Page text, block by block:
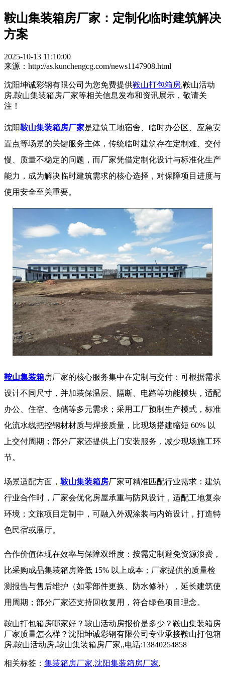
鞍山集装箱房厂家：定制化临时建筑解决
方案
2025-10-13 11:10:00
来源：http://as.kunchengcg.com/news1147908.html
沈阳坤诚彩钢有限公司为您免费提供鞍山打包箱房,鞍山活动
房,鞍山集装箱房厂家等相关信息发布和资讯展示，敬请关
注！
沈阳鞍山集装箱房厂家是建筑工地宿舍、临时办公区、应急安
置点等场景的关键服务主体，传统临时建筑存在定制难、交付
慢、质量不稳定的问题，而厂家凭借定制化设计与标准化生产
能力，成为解决临时建筑需求的核心选择，对保障项目进度与
使用安全至关重要。
鞍山集装箱房厂家的核心服务集中在定制与交付：可根据需求
设计不同尺寸，并加装保温层、隔断、电路等功能模块，适配
办公、住宿、仓储等多元需求；采用工厂预制生产模式，标准
化流水线把控钢材材质与焊接质量，比现场搭建缩短 60% 以
上交付周期；部分厂家还提供上门安装服务，减少现场施工环
节。
​ 场景适配方面， 鞍山集装箱房厂家可精准匹配行业需求：建筑
行业合作时，厂家会优化房屋承重与防风设计，适配工地复杂
环境；文旅项目定制中，可融入外观涂装与内饰设计，打造特
色民宿或展厅。
合作价值体现在效率与保障双维度：按需定制避免资源浪费，
比采购成品集装箱房降低 15% 以上成本；厂家提供的质量检
测报告与售后维护（如零部件更换、防水修补），延长建筑使
用周期；部分厂家还支持回收复用，符合绿色项目理念。
鞍山打包箱房哪家好？鞍山活动房报价是多少？鞍山集装箱房
厂家质量怎么样？沈阳坤诚彩钢有限公司专业承接鞍山打包箱
房,鞍山活动房,鞍山集装箱房厂家,,电话:13840254858
相关标签： 集装箱房厂家,沈阳集装箱房厂家,